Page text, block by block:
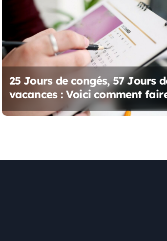
25 Jours de congés, 57 Jours
vacances : Voici comment
2025 !